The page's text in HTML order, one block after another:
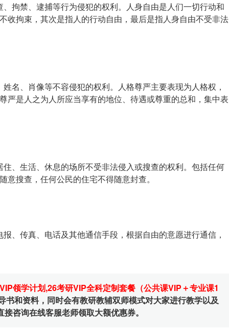
拘禁、逮捕等行为侵犯的权利。人身自由是人们一切行动和
收拘束，其次是指人的行动自由，最后是指人身自由不受非法
名、肖像等不容侵犯的权利。人格尊严主要表现为人格权，
严是人之为人所应当享有的地位、待遇或尊重的总和，集中表
、生活、休息的场所不受非法侵入或搜查的权利。包括任何
搜查，任何公民的住宅不得随意封查。
、传真、电话及其他通信手段，根据自由的意愿进行通信，
VIP领学计划,26考研VIP全科定制套餐（公共课VIP＋专业课1
书和资料，同时会有教研教辅双师模式对大家进行教学以及
咨询在线客服老师领取大额优惠券。